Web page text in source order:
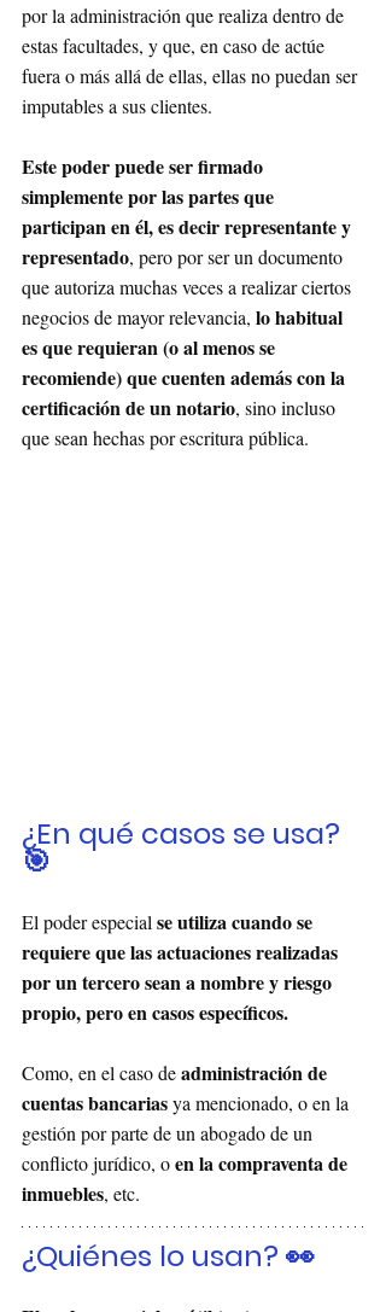
por la administración que realiza dentro de
estas facultades, y que, en caso de actúe
fuera o más allá de ellas, ellas no puedan ser
imputables a sus clientes.
Este poder puede ser firmado
simplemente por las partes que
participan en él, es decir representante y
representado, pero por ser un documento
que autoriza muchas veces a realizar ciertos
negocios de mayor relevancia, lo habitual
es que requieran (o al menos se
recomiende) que cuenten además con la
certificación de un notario, sino incluso
que sean hechas por escritura pública.
¿En qué casos se usa?
🎯
El poder especial se utiliza cuando se
requiere que las actuaciones realizadas
por un tercero sean a nombre y riesgo
propio, pero en casos específicos.
Como, en el caso de administración de
cuentas bancarias ya mencionado, o en la
gestión por parte de un abogado de un
conflicto jurídico, o en la compraventa de
inmuebles, etc.
¿Quiénes lo usan? 👀